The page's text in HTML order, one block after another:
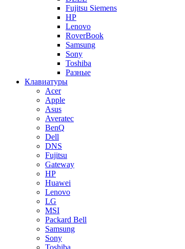
Fujitsu Siemens
HP
Lenovo
RoverBook
Samsung
Sony
Toshiba
Разные
Клавиатуры
Acer
Apple
Asus
Averatec
BenQ
Dell
DNS
Fujitsu
Gateway
HP
Huawei
Lenovo
LG
MSI
Packard Bell
Samsung
Sony
Toshiba